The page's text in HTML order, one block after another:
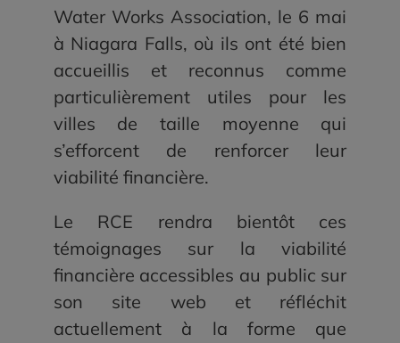
Water Works Association, le 6 mai
à Niagara Falls, où ils ont été bien
accueillis et reconnus comme
particulièrement utiles pour les
villes de taille moyenne qui
s’efforcent de renforcer leur
viabilité financière.
Le RCE rendra bientôt ces
témoignages sur la viabilité
financière accessibles au public sur
son site web et réfléchit
actuellement à la forme que